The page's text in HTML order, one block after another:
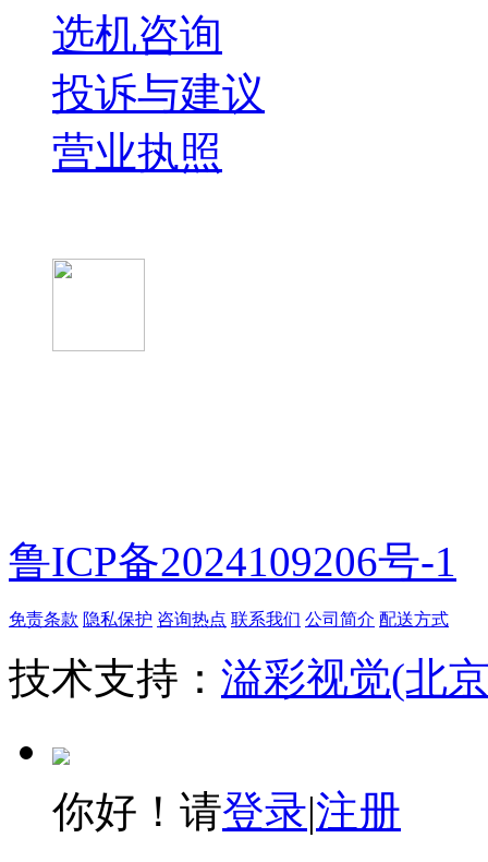
选机咨询
投诉与建议
营业执照
鲁ICP备2024109206号-1
免责条款 隐私保护 咨询热点 联系我们 公司简介 配送方式
技术支持： 溢彩视觉(北
你好！请登录|注册